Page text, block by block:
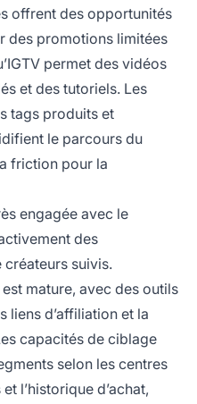
offrent des opportunités
des promotions limitées
permet des vidéos
et des tutoriels. Les
tags produits et
le parcours du
friction pour la
engagée avec le
des
suivis.
est mature, avec des outils
liens d’affiliation et la
capacités de ciblage
selon les centres
l’historique d’achat,